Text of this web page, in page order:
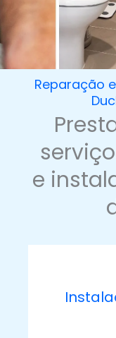
Reparação
e